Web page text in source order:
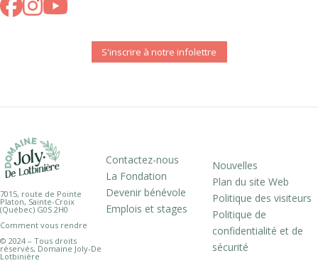
S'inscrire à notre infolettre
7015, route de Pointe
Platon, Sainte-Croix
(Québec) G0S 2H0
Comment vous rendre
© 2024 – Tous droits
réservés, Domaine Joly-De
Lotbinière
Contactez-nous
La Fondation
Devenir bénévole
Emplois et stages
Nouvelles
Plan du site Web
Politique des visiteurs
Politique de
confidentialité et de
sécurité